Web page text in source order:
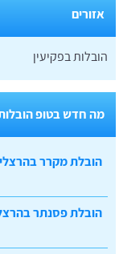
אזורים
הובלות בפקיעין
מה חדש בטופ
הובלת מקרר
הובלת פסנתר